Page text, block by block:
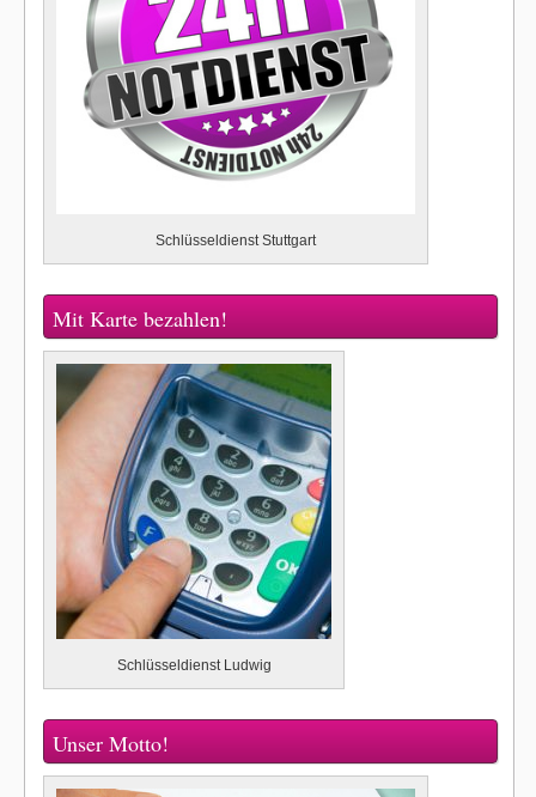
Schlüsseldienst Stuttgart
Mit Karte bezahlen!
Schlüsseldienst Ludwig
Unser Motto!